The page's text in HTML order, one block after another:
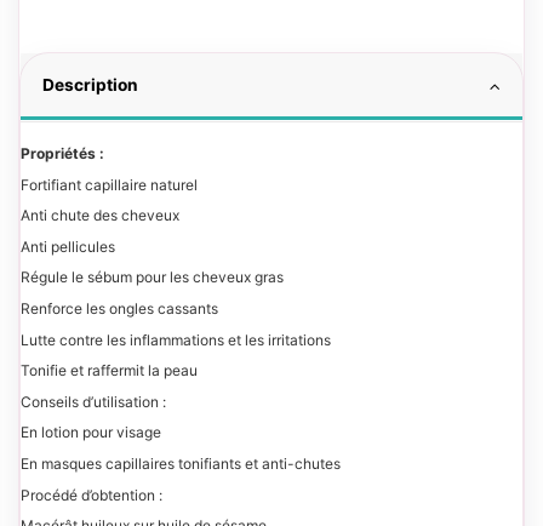
Description
Propriétés :
Fortifiant capillaire naturel
Anti chute des cheveux
Anti pellicules
Régule le sébum pour les cheveux gras
Renforce les ongles cassants
Lutte contre les inflammations et les irritations
Tonifie et raffermit la peau
Conseils d’utilisation :
En lotion pour visage
En masques capillaires tonifiants et anti-chutes
Procédé d’obtention :